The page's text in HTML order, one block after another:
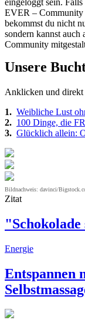
EVER – Community
bekommst du nicht
sondern kannst
Community
Unsere
Anklicken und direkt
1. Weibliche Lust
2. 100 Dinge, die
3. Glücklich allein:
Bildnachweis: davinci/
Zitat
Energie
Entspannen